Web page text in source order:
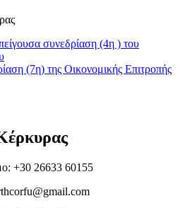
συνεδρίαση (4η ) του
(7η) της Οικονομικής Επιτροπής
+30 26633 60155